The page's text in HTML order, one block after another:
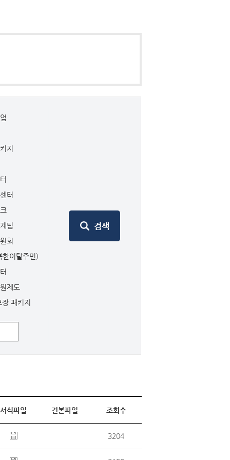
지
터
팀
회
한이탈주민)
제도
패키지
서식파일 견본파일 조회수
3204